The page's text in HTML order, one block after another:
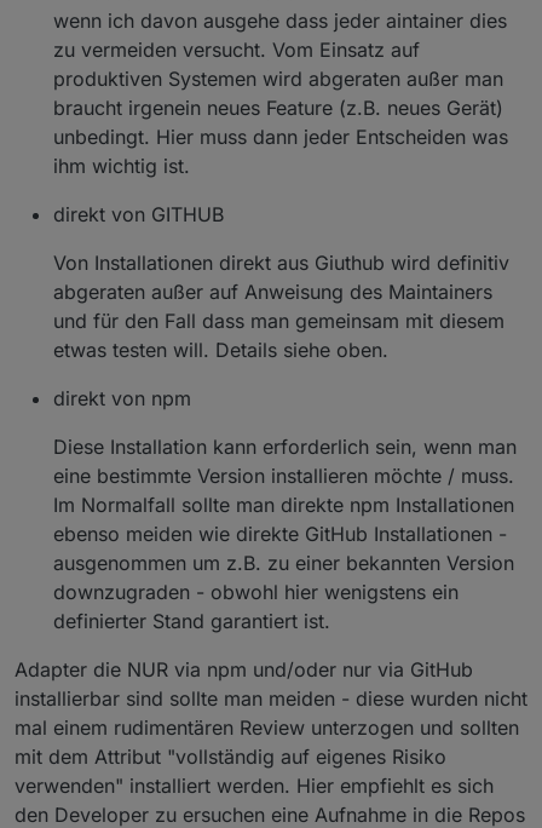
wenn ich davon ausgehe dass jeder aintainer dies
zu vermeiden versucht. Vom Einsatz auf
produktiven Systemen wird abgeraten außer man
braucht irgenein neues Feature (z.B. neues Gerät)
unbedingt. Hier muss dann jeder Entscheiden was
ihm wichtig ist.
direkt von GITHUB
Von Installationen direkt aus Giuthub wird definitiv
abgeraten außer auf Anweisung des Maintainers
und für den Fall dass man gemeinsam mit diesem
etwas testen will. Details siehe oben.
direkt von npm
Diese Installation kann erforderlich sein, wenn man
eine bestimmte Version installieren möchte / muss.
Im Normalfall sollte man direkte npm Installationen
ebenso meiden wie direkte GitHub Installationen -
ausgenommen um z.B. zu einer bekannten Version
downzugraden - obwohl hier wenigstens ein
definierter Stand garantiert ist.
Adapter die NUR via npm und/oder nur via GitHub
installierbar sind sollte man meiden - diese wurden nicht
mal einem rudimentären Review unterzogen und sollten
mit dem Attribut "vollständig auf eigenes Risiko
verwenden" installiert werden. Hier empfiehlt es sich
den Developer zu ersuchen eine Aufnahme in die Repos